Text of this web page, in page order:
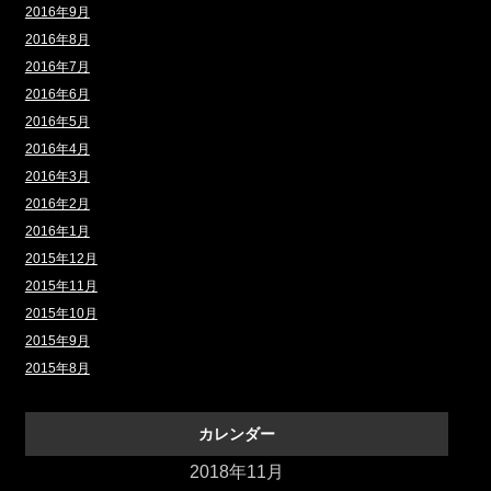
2016年9月
2016年8月
2016年7月
2016年6月
2016年5月
2016年4月
2016年3月
2016年2月
2016年1月
2015年12月
2015年11月
2015年10月
2015年9月
2015年8月
カレンダー
2018年11月